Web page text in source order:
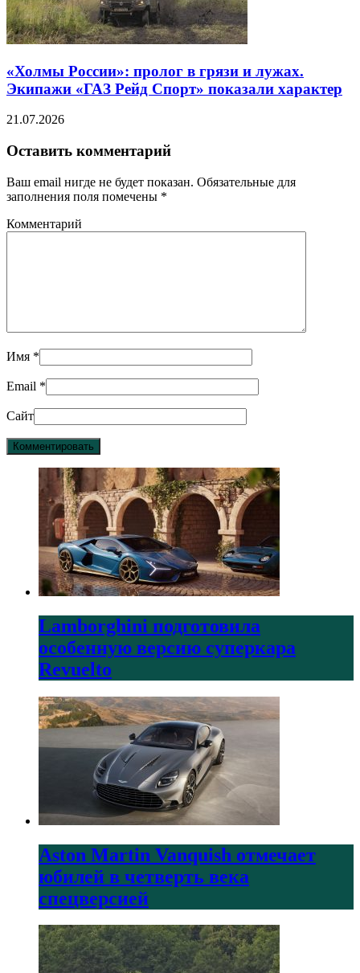
«Холмы России»: пролог в грязи и лужах.
Экипажи «ГАЗ Рейд Спорт» показали характер
21.07.2026
Оставить комментарий
Ваш email нигде не будет показан. Обязательные для
заполнения поля помечены *
Комментарий
Имя *
Email *
Сайт
Lamborghini подготовила
особенную версию суперкара
Revuelto
Aston Martin Vanquish отмечает
юбилей в четверть века
спецверсией